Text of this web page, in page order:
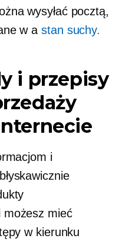
wysyłać pocztą,
w astan suchy.
i przepisy
i
możesz mieć
w kierunku